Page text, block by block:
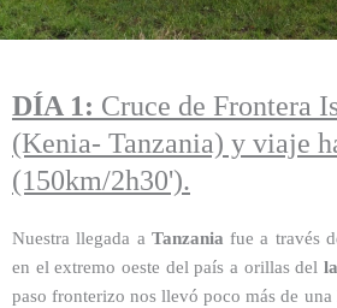
DÍA 1: Cruce de Frontera
(Kenia- Tanzania) y viaje
(150km/2h30').
Nuestra llegada a Tanzania fue a través
en el extremo oeste del país a orillas del
paso fronterizo nos llevó poco más de